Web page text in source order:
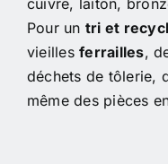
Pour un tri et
vieillesferrailles,
déchets de tôlerie,
même des pièces